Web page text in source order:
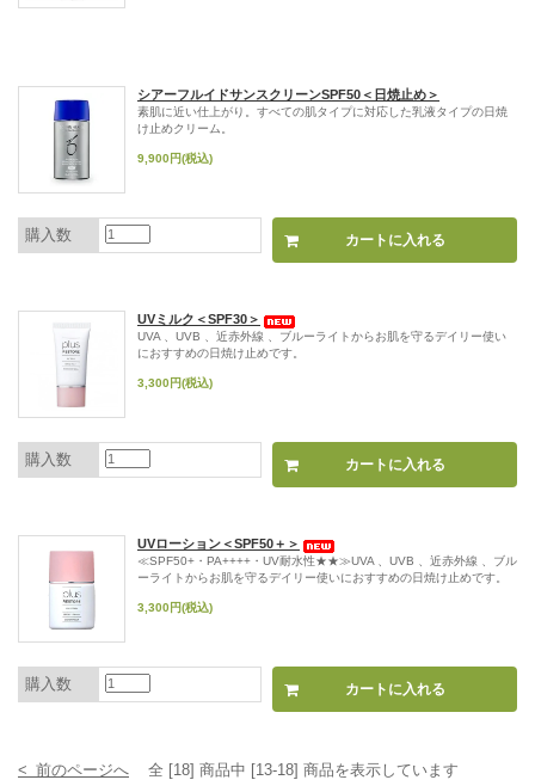
シアーフルイドサンスクリーンSPF50＜日焼止め＞
素肌に近い仕上がり。すべての肌タイプに対応した乳液タイプの日焼
け止めクリーム。
9,900円(税込)
購入数
UVミルク＜SPF30＞
UVA 、UVB 、近赤外線 、ブルーライトからお肌を守るデイリー使い
におすすめの日焼け止めです。
3,300円(税込)
購入数
UVローション＜SPF50＋＞
≪SPF50+・PA++++・UV耐水性★★≫UVA 、UVB 、近赤外線 、ブル
ーライトからお肌を守るデイリー使いにおすすめの日焼け止めです。
3,300円(税込)
購入数
< 前のページへ 全 [18] 商品中 [13-18] 商品を表示しています